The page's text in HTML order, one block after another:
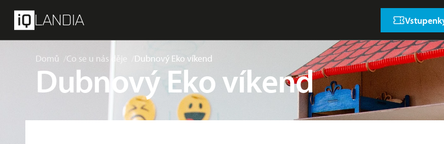
LANDIA
Domů Co se u nás děje Dubnový Eko víkend
Dubnový Eko víkend